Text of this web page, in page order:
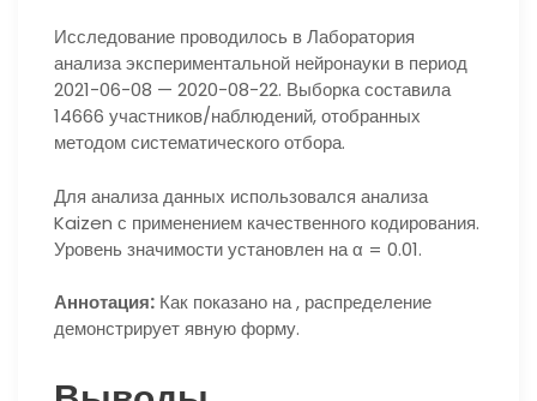
Исследование проводилось в Лаборатория
анализа экспериментальной нейронауки в период
2021-06-08 — 2020-08-22. Выборка составила
14666 участников/наблюдений, отобранных
методом систематического отбора.
Для анализа данных использовался анализа
Kaizen с применением качественного кодирования.
Уровень значимости установлен на α = 0.01.
Аннотация: Как показано на , распределение
демонстрирует явную форму.